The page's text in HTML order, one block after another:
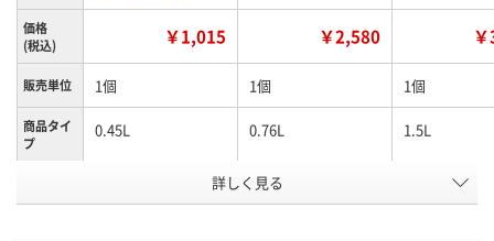
価格
(税込)
￥1,015 ￥2,580
販売単位 1個 1個 1個
商品タイ
プ
0.45L 0.76L 1.5L
UA50333 UA50330
詳しく見る